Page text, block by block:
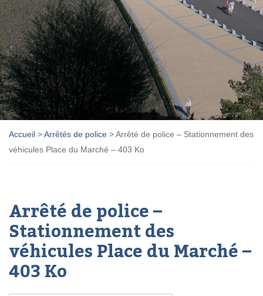
Accueil >Arrêtés de police >Arrêté de police – Stationnement des
véhicules Place du Marché – 403 Ko
Arrêté de police –
Stationnement des
véhicules Place du Marché –
403 Ko